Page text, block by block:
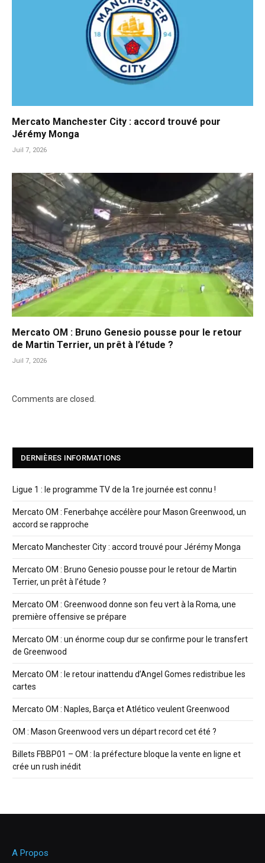
Mercato Manchester City : accord trouvé pour
Jérémy Monga
Juil 7, 2026
Mercato OM : Bruno Genesio pousse pour le retour
de Martin Terrier, un prêt à l’étude ?
Juil 7, 2026
Comments are closed.
DERNIÈRES INFORMATIONS
Ligue 1 : le programme TV de la 1re journée est connu !
Mercato OM : Fenerbahçe accélère pour Mason Greenwood, un
accord se rapproche
Mercato Manchester City : accord trouvé pour Jérémy Monga
Mercato OM : Bruno Genesio pousse pour le retour de Martin
Terrier, un prêt à l’étude ?
Mercato OM : Greenwood donne son feu vert à la Roma, une
première offensive se prépare
Mercato OM : un énorme coup dur se confirme pour le transfert
de Greenwood
Mercato OM : le retour inattendu d’Angel Gomes redistribue les
cartes
Mercato OM : Naples, Barça et Atlético veulent Greenwood
OM : Mason Greenwood vers un départ record cet été ?
Billets FBBP01 – OM : la préfecture bloque la vente en ligne et
crée un rush inédit
A Propos